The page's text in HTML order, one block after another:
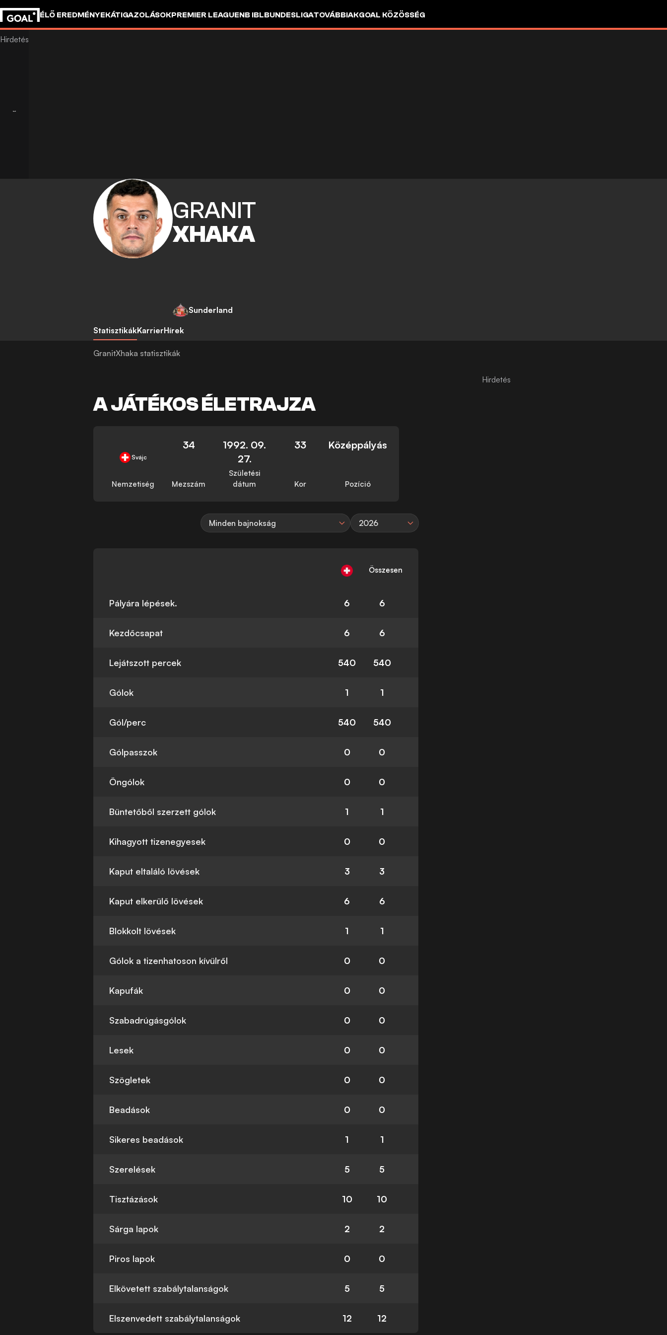
ÉLŐ EREDMÉNYEKÁTIGAZOLÁSOKPREMIER LEAGUENB IBLBUNDESLIGATOVÁBBIAKGOAL KÖZÖSSÉG
GRANIT
XHAKA
Sunderland
StatisztikákKarrierHírek
GranitXhaka statisztikák
A JÁTÉKOS ÉLETRAJZA
Svájc
Nemzetiség
34
Mezszám
1992. 09.
27.
Születési
dátum
33
Kor
Középpályás
Pozíció
Minden bajnokság 2026
Összesen
Pályára lépések. 6 6
Kezdőcsapat 6 6
Lejátszott percek 540 540
Gólok 1 1
Gól/perc 540 540
Gólpasszok 0 0
Öngólok 0 0
Büntetőből szerzett gólok 1 1
Kihagyott tizenegyesek 0 0
Kaput eltaláló lövések 3 3
Kaput elkerülő lövések 6 6
Blokkolt lövések 1 1
Gólok a tizenhatoson kívülről 0 0
Kapufák 0 0
Szabadrúgásgólok 0 0
Lesek 0 0
Szögletek 0 0
Beadások 0 0
Sikeres beadások 1 1
Szerelések 5 5
Tisztázások 10 10
Sárga lapok 2 2
Piros lapok 0 0
Elkövetett szabálytalanságok 5 5
Elszenvedett szabálytalanságok 12 12